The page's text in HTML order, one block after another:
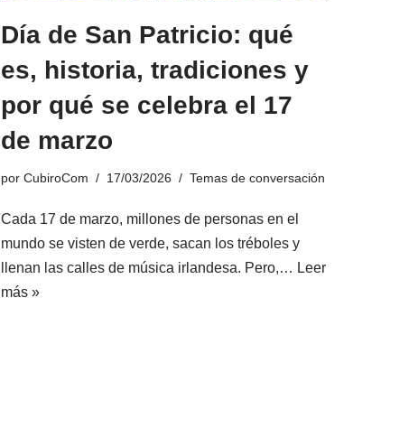
Día de San Patricio: qué
es, historia, tradiciones y
por qué se celebra el 17
de marzo
por CubiroCom 17/03/2026 Temas de conversación
Cada 17 de marzo, millones de personas en el
mundo se visten de verde, sacan los tréboles y
llenan las calles de música irlandesa. Pero,… Leer
más »